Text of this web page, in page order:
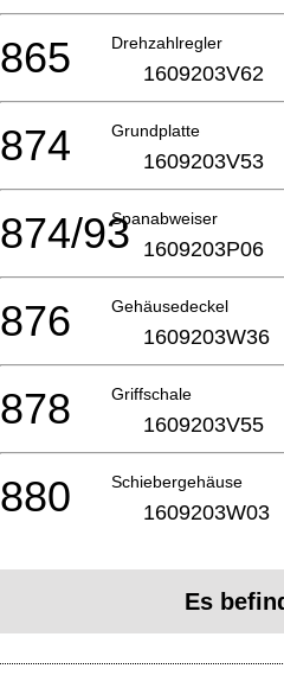
Drehzahlregler
865 1609203V62
Grundplatte
874 1609203V53
Spanabweiser
874/93 1609203P06
Gehäusedeckel
876 1609203W36
Griffschale
878 1609203V55
Schiebergehäuse
880 1609203W03
Es